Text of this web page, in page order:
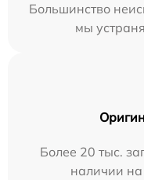
Большинство
мы
Более 20 тыс.
наличии на